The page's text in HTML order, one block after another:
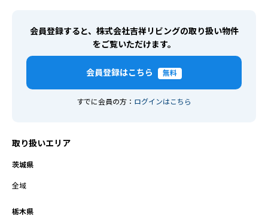
会員登録すると、株式会社吉祥リビングの取り扱い物件
をご覧いただけます。
会員登録はこちら 無料
すでに会員の方： ログインはこちら
取り扱いエリア
茨城県
全域
栃木県